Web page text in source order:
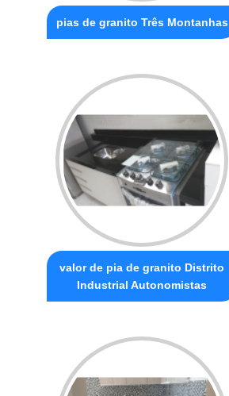
pias de granito Três Montanhas
valor de pia de granito Distrito
Industrial Autonomistas